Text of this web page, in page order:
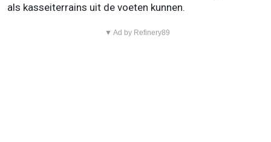
als kasseiterrains uit de voeten kunnen.
▼ Ad by Refinery89